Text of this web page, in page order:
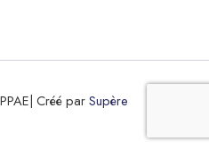
Créé parSupère